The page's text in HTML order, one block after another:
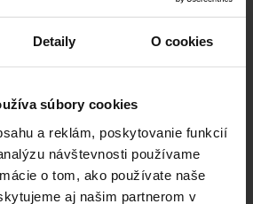
Detaily O cookies
súbory cookies
a reklám, poskytovanie funkcií
návštevnosti používame
o tom, ako používate naše
aj našim partnerom v